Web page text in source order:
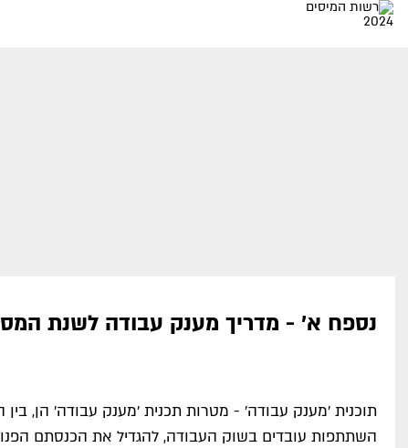
נספח א' - מדריך מענק עבודה לשנת המס
תוכנית ׳מענק עבודה׳ - מטרות תכנית ׳מענק עבודה׳ הן, בין
השתתפות עובדים בשוק העבודה, להגדיל את הכנסתם